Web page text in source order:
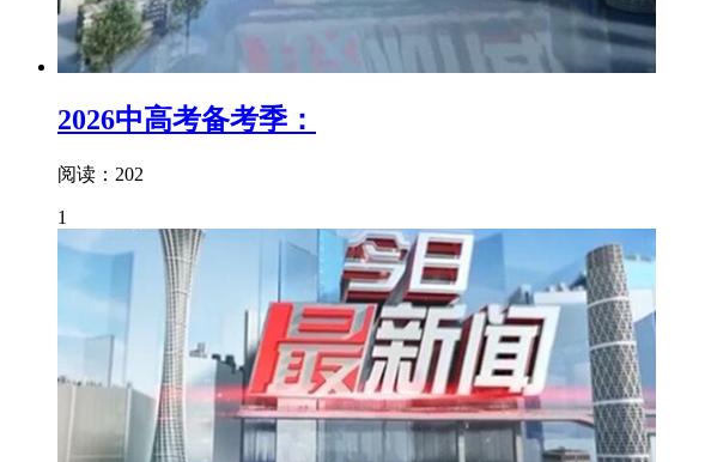
2026中高考备考季：
阅读：202
1